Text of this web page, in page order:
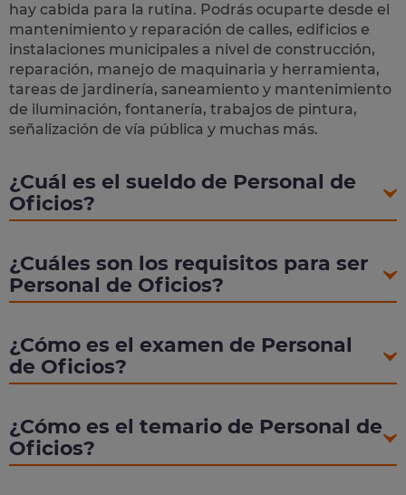
hay cabida para la rutina. Podrás ocuparte desde el
mantenimiento y reparación de calles, edificios e
instalaciones municipales a nivel de construcción,
reparación, manejo de maquinaria y herramienta,
tareas de jardinería, saneamiento y mantenimiento
de iluminación, fontanería, trabajos de pintura,
señalización de vía pública y muchas más.
¿Cuál es el sueldo de Personal de
Oficios?
¿Cuáles son los requisitos para ser
Personal de Oficios?
¿Cómo es el examen de Personal
de Oficios?
¿Cómo es el temario de Personal de
Oficios?